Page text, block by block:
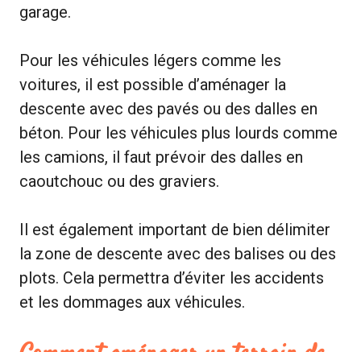
garage.
Pour les véhicules légers comme les
voitures, il est possible d’aménager la
descente avec des pavés ou des dalles en
béton. Pour les véhicules plus lourds comme
les camions, il faut prévoir des dalles en
caoutchouc ou des graviers.
Il est également important de bien délimiter
la zone de descente avec des balises ou des
plots. Cela permettra d’éviter les accidents
et les dommages aux véhicules.